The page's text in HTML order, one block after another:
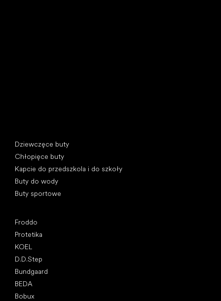
Dziewczęce buty
Chłopięce buty
Kapcie do przedszkola i do szkoły
Buty do wody
Buty sportowe
Froddo
Protetika
KOEL
D.D.Step
Bundgaard
BEDA
Bobux